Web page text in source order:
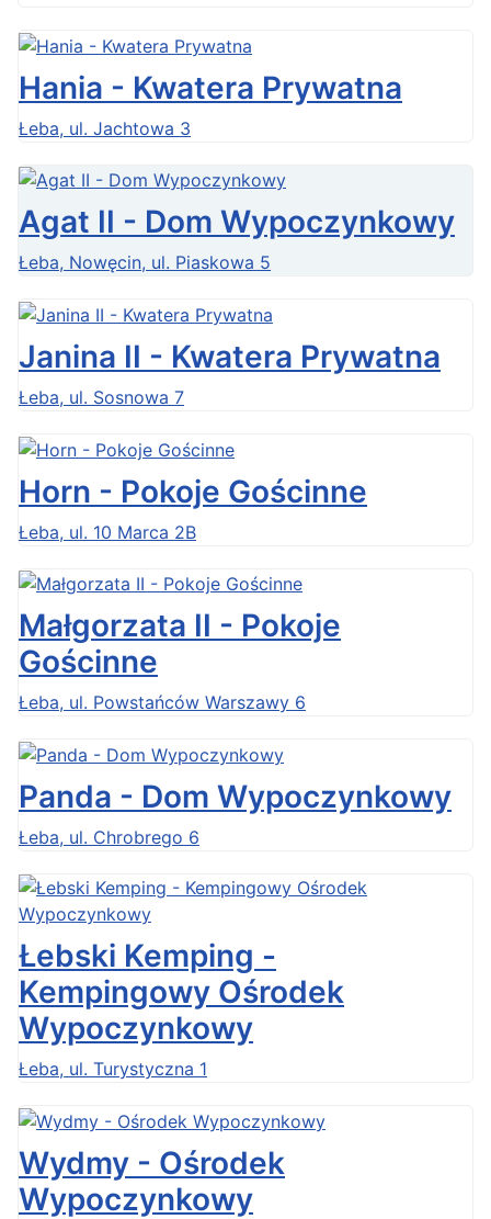
Hania - Kwatera Prywatna
Łeba, ul. Jachtowa 3
Agat II - Dom Wypoczynkowy
Łeba, Nowęcin, ul. Piaskowa 5
Janina II - Kwatera Prywatna
Łeba, ul. Sosnowa 7
Horn - Pokoje Gościnne
Łeba, ul. 10 Marca 2B
Małgorzata II - Pokoje
Gościnne
Łeba, ul. Powstańców Warszawy 6
Panda - Dom Wypoczynkowy
Łeba, ul. Chrobrego 6
Łebski Kemping -
Kempingowy Ośrodek
Wypoczynkowy
Łeba, ul. Turystyczna 1
Wydmy - Ośrodek
Wypoczynkowy